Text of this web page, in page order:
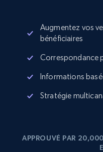
Augmentez vos
bénéficiaires
Correspondance
Informations
Stratégie
APPROUVÉ PAR